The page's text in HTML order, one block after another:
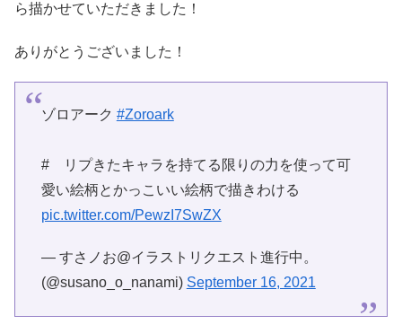
ら描かせていただきました！
ありがとうございました！
ゾロアーク #Zoroark
# リプきたキャラを持てる限りの力を使って可
愛い絵柄とかっこいい絵柄で描きわける
pic.twitter.com/PewzI7SwZX
— すさノお@イラストリクエスト進行中。
(@susano_o_nanami) September 16, 2021